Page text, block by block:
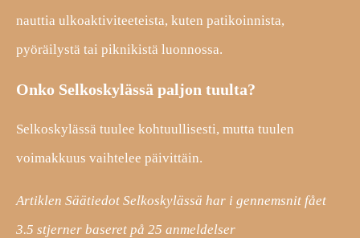
nauttia ulkoaktiviteeteista, kuten patikoinnista,
pyöräilystä tai piknikistä luonnossa.
Onko Selkoskylässä paljon tuulta?
Selkoskylässä tuulee kohtuullisesti, mutta tuulen
voimakkuus vaihtelee päivittäin.
Artiklen Säätiedot Selkoskylässä har i gennemsnit fået
3.5 stjerner baseret på 25 anmeldelser